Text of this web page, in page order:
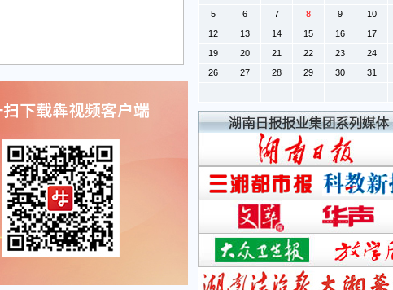
5
6 7 8 9 10
12
13 14 15 16 17
19
20 21 22 23 24
26
27 28 29 30 31